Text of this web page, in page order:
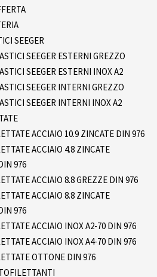
SEEGER
SEEGER ESTERNI GREZZO
SEEGER ESTERNI INOX A2
SEEGER INTERNI GREZZO
SEEGER INTERNI INOX A2
ACCIAIO 10.9 ZINCATE DIN 976
ACCIAIO 4.8 ZINCATE
976
ACCIAIO 8.8 GREZZE DIN 976
ACCIAIO 8.8 ZINCATE
976
ACCIAIO INOX A2-70 DIN 976
ACCIAIO INOX A4-70 DIN 976
OTTONE DIN 976